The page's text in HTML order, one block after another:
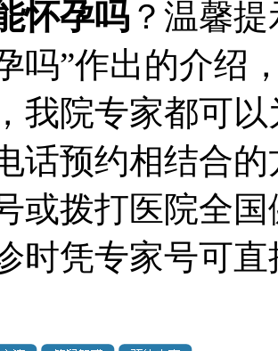
怀孕吗 ？温馨
吗”作出的介绍
我院专家都可
话预约相结合
或拨打医院全
时凭专家号可